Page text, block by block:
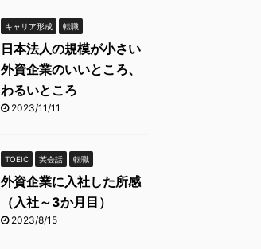
キャリア形成 転職
日本法人の規模が小さい
外資企業のいいところ、
わるいところ
2023/11/11
TOEIC 英会話 転職
外資企業に入社した所感
（入社～3か月目）
2023/8/15